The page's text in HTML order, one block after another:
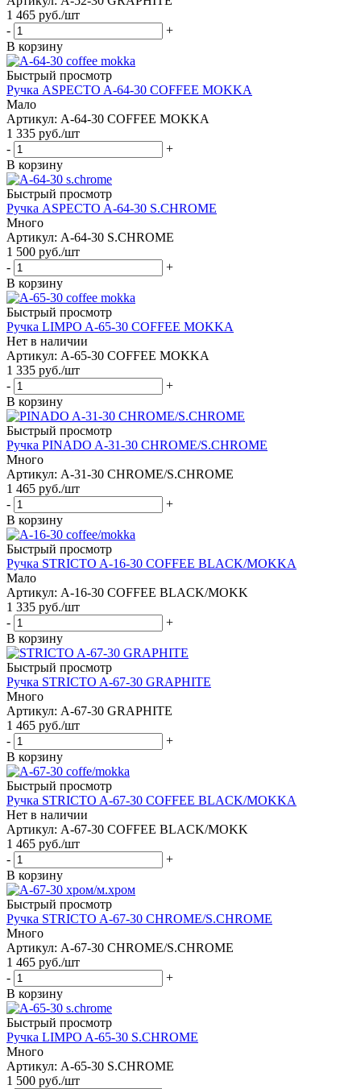
1 465 руб./шт
-
+
В корзину
Быстрый просмотр
Ручка ASPECTO A-64-30 COFFEE MOKKA
Мало
Артикул: A-64-30 COFFEE MOKKA
1 335 руб./шт
-
+
В корзину
Быстрый просмотр
Ручка ASPECTO A-64-30 S.CHROME
Много
Артикул: A-64-30 S.CHROME
1 500 руб./шт
-
+
В корзину
Быстрый просмотр
Ручка LIMPO A-65-30 COFFEE MOKKA
Нет в наличии
Артикул: A-65-30 COFFEE MOKKA
1 335 руб./шт
-
+
В корзину
Быстрый просмотр
Ручка PINADO A-31-30 CHROME/S.CHROME
Много
Артикул: A-31-30 CHROME/S.CHROME
1 465 руб./шт
-
+
В корзину
Быстрый просмотр
Ручка STRICTO A-16-30 COFFEE BLACK/MOKKA
Мало
Артикул: A-16-30 COFFEE BLACK/MOKK
1 335 руб./шт
-
+
В корзину
Быстрый просмотр
Ручка STRICTO A-67-30 GRAPHITE
Много
Артикул: A-67-30 GRAPHITE
1 465 руб./шт
-
+
В корзину
Быстрый просмотр
Ручка STRICTO A-67-30 COFFEE BLACK/MOKKA
Нет в наличии
Артикул: A-67-30 COFFEE BLACK/MOKK
1 465 руб./шт
-
+
В корзину
Быстрый просмотр
Ручка STRICTO A-67-30 CHROME/S.CHROME
Много
Артикул: A-67-30 CHROME/S.CHROME
1 465 руб./шт
-
+
В корзину
Быстрый просмотр
Ручка LIMPO A-65-30 S.CHROME
Много
Артикул: A-65-30 S.CHROME
1 500 руб./шт